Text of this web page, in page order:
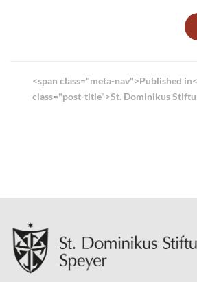
Beitrags-
Navigation
<span class="meta-nav">Published
class="post-title">St. Dominikus